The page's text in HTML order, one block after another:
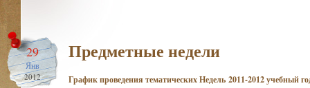
29
Янв
2012
Предметные недели
График проведения тематических Недель 2011-2012 учебный